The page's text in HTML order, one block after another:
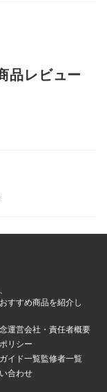
品レビュー
すすめ商品を紹介し
運営会社・責任者概要
リシー
ガイド一覧監修者一覧
合わせ